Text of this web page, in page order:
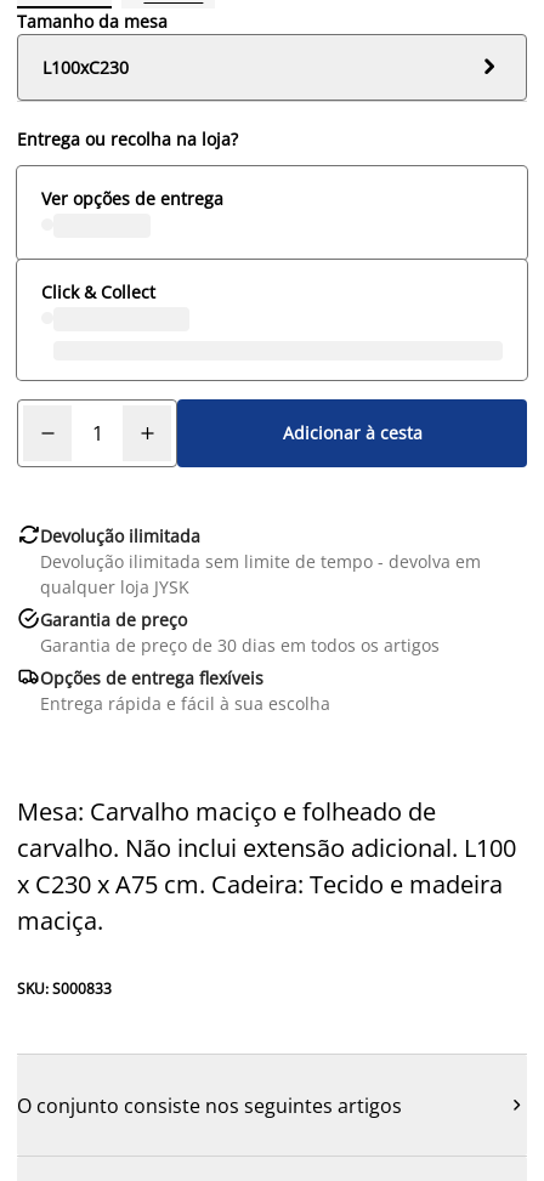
Tamanho da mesa
L100xC230

Entrega ou recolha na loja?
Ver opções de entrega
Click & Collect
Adicionar à cesta
Devolução ilimitada
Devolução ilimitada sem limite de tempo - devolva em
qualquer loja JYSK
Garantia de preço
Garantia de preço de 30 dias em todos os artigos
Opções de entrega flexíveis
Entrega rápida e fácil à sua escolha
Mesa: Carvalho maciço e folheado de
carvalho. Não inclui extensão adicional. L100
x C230 x A75 cm. Cadeira: Tecido e madeira
maciça.
SKU: S000833
O conjunto consiste nos seguintes artigos 